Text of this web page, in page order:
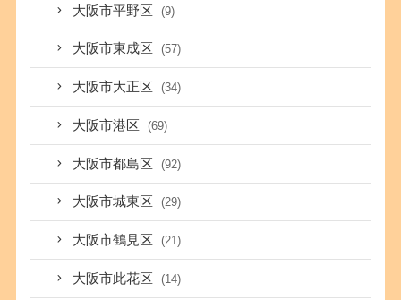
大阪市平野区 (9)
大阪市東成区 (57)
大阪市大正区 (34)
大阪市港区 (69)
大阪市都島区 (92)
大阪市城東区 (29)
大阪市鶴見区 (21)
大阪市此花区 (14)